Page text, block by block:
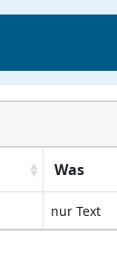
Was
nur Text